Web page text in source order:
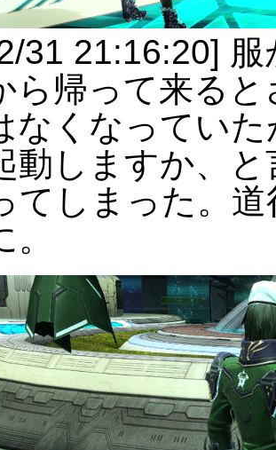
31 21:16:20]
帰って来ると
なくなってい
動しますか、
てしまった。